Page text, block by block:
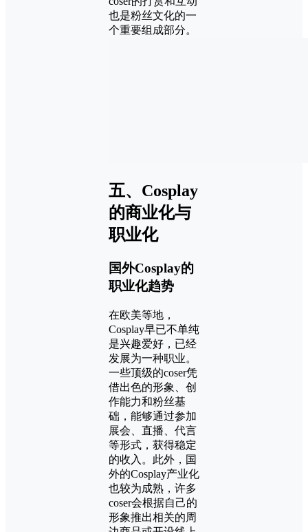
也是粉丝文化的一
个重要组成部分。
五、Cosplay
的商业化与
职业化
国外Cosplay的
职业化趋势
在欧美等地，
Cosplay早已不单纯
是兴趣爱好，已经
发展为一种职业。
一些顶级的coser凭
借出色的形象、创
作能力和粉丝基
础，能够通过参加
展会、直播、代言
等形式，获得稳定
的收入。此外，国
外的Cosplay产业化
也较为成熟，许多
coser会根据自己的
形象推出相关的周